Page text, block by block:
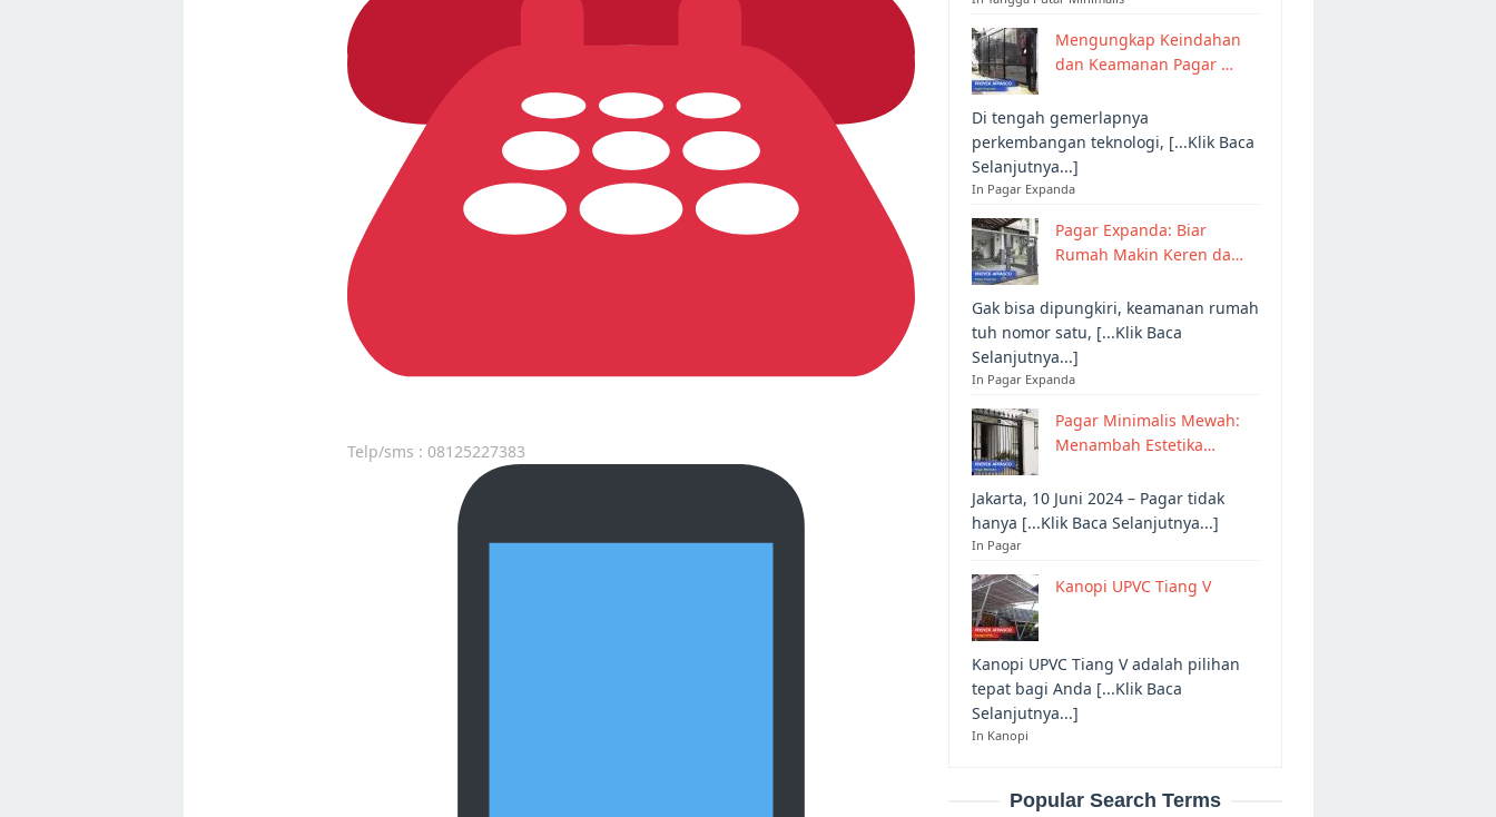
Telp/sms : 08125227383
Mengungkap Keindahan
dan Keamanan Pagar …
Di tengah gemerlapnya
perkembangan teknologi, [...Klik Baca
Selanjutnya...]
In Pagar Expanda
Pagar Expanda: Biar
Rumah Makin Keren da…
Gak bisa dipungkiri, keamanan rumah
tuh nomor satu, [...Klik Baca
Selanjutnya...]
In Pagar Expanda
Pagar Minimalis Mewah:
Menambah Estetika…
Jakarta, 10 Juni 2024 – Pagar tidak
hanya [...Klik Baca Selanjutnya...]
In Pagar
Kanopi UPVC Tiang V
Kanopi UPVC Tiang V adalah pilihan
tepat bagi Anda [...Klik Baca
Selanjutnya...]
In Kanopi
Popular Search Terms